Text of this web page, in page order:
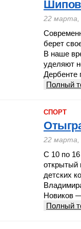
22 марта,
берет
В наше
уделяют
Дербенте
Полный
СПОРТ
22 марта,
С 10 по
открытый
детских
Новиков
Полный